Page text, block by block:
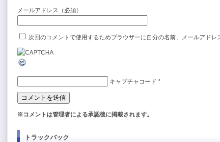
メールアドレス（必須）
次回のコメントで使用するためブラウザーに自分の名前、メールアドレ
キャプチャコード *
※コメントは管理者による承認後に掲載されます。
トラックバック